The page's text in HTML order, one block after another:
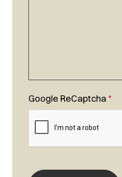
Google ReCaptcha *